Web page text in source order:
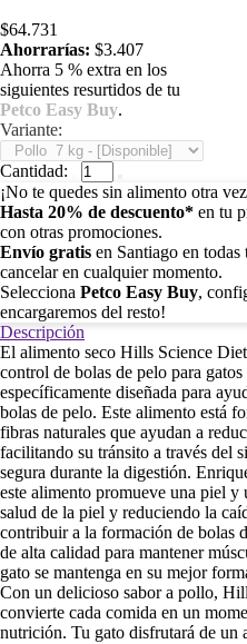
$64.731
Ahorrarías: $3.407
Ahorra 5 % extra en los
siguientes resurtidos de tu
Petco Easy Buy.
Variante:
Cantidad:
¡No te quedes sin alimento otra
Hasta 20% de descuento* en tu
con otras promociones.
Envío gratis en Santiago en todas
cancelar en cualquier momento.
Selecciona Petco Easy Buy,
encargaremos del resto!
Descripción
El alimento seco Hills Science
control de bolas de pelo para
específicamente diseñada para
bolas de pelo. Este alimento está
fibras naturales que ayudan a
facilitando su tránsito a través del
segura durante la digestión.
este alimento promueve una piel y
salud de la piel y reduciendo la
contribuir a la formación de bolas
de alta calidad para mantener
gato se mantenga en su mejor
Con un delicioso sabor a pollo,
convierte cada comida en un
nutrición. Tu gato disfrutará de un